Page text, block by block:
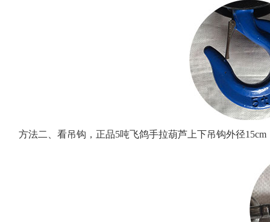
方法二、看吊钩，正品5吨飞鸽手拉葫芦上下吊钩外径